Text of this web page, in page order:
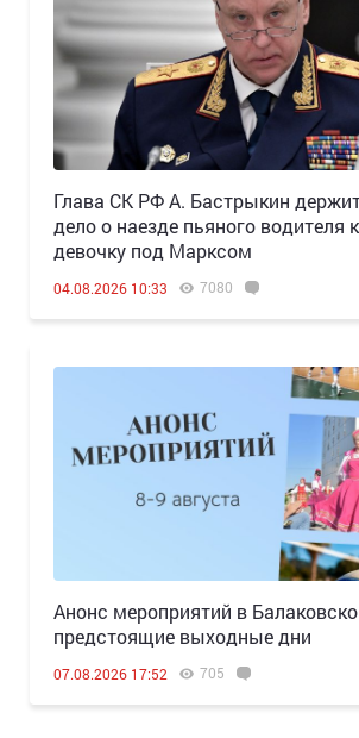
Глава СК РФ А. Бастрыкин
дело о наезде пьяного водителя
девочку под Марксом
04.08.2026 10:33 7080
Анонс мероприятий в
предстоящие выходные дни
07.08.2026 17:52 705